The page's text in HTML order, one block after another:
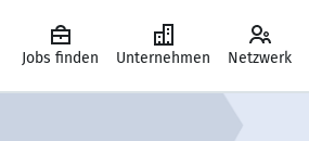
Jobs finden Unternehmen Netzwerk